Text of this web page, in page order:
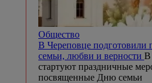
Общество
В Череповце
семьи, любви и верности В
стартуют праздничные
посвященные Дню семьи